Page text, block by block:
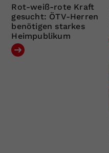
Rot-weiß-rote Kraft
gesucht: ÖTV-Herren
benötigen starkes
Heimpublikum